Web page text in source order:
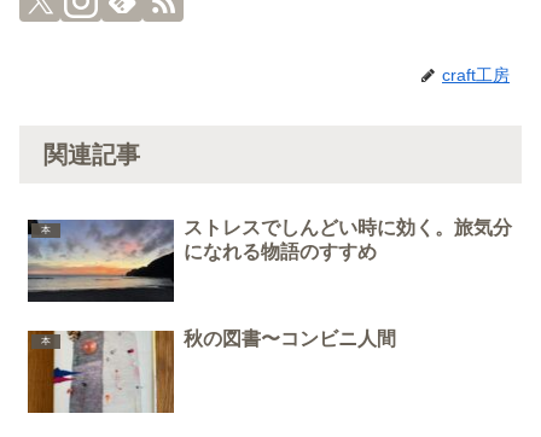
craft工房
関連記事
本
ストレスでしんどい時に効く。旅気分
になれる物語のすすめ
本 秋の図書〜コンビニ人間